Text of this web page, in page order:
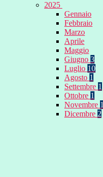
2025
Gennaio
Febbraio
Marzo
Aprile
Maggio
Giugno 3
Luglio 10
Agosto 1
Settembre 1
Ottobre 1
Novembre 1
Dicembre 2